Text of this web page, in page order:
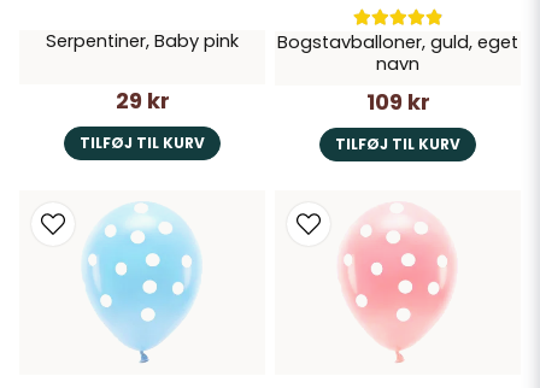
Serpentiner, Baby pink
29 kr
TILFØJ TIL KURV
Bogstavballoner, guld, eget
navn
109 kr
TILFØJ TIL KURV